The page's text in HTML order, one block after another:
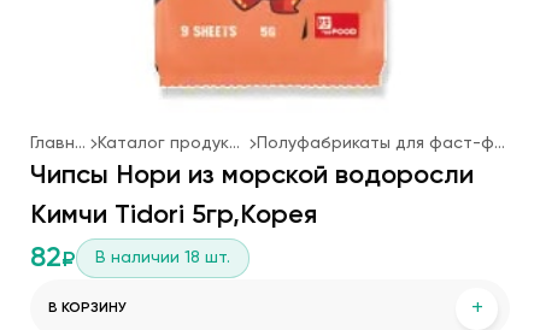
Главная Каталог продукции Полуфабрикаты для фаст-фуда
Чипсы Нори из морской водоросли
Кимчи Tidori 5гр,Корея
82₽ В наличии 18 шт.
В КОРЗИНУ +